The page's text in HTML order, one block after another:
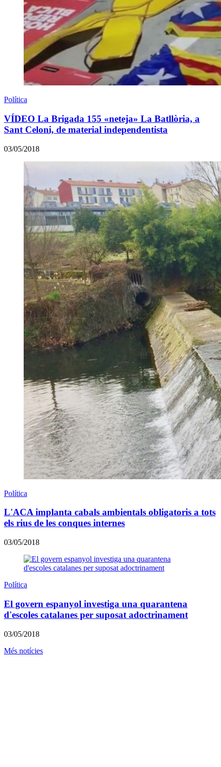
Política
VÍDEO La Brigada 155 «neteja» La Batllòria, a
Sant Celoni, de material independentista
03/05/2018
Política
L'ACA implanta cabals ambientals obligatoris a tots
els rius de les conques internes
03/05/2018
Política
El govern espanyol investiga una quarantena
d'escoles catalanes per suposat adoctrinament
03/05/2018
Més notícies